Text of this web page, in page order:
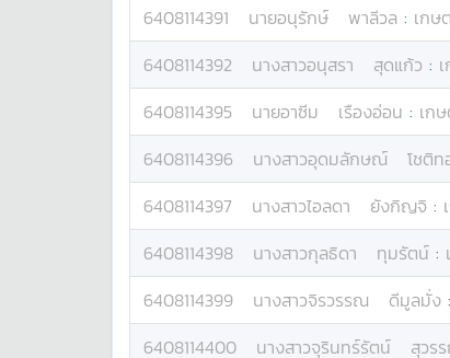
6408114391
นายอนุรักษ์ พาลีวล : เกษ
6408114392
นางสาวอนุสรา สุดแก้ว :
6408114395
นายอาซีม เรืองอ่อน : เก
6408114396
นางสาวอุดมลักษณ์ โชติท
6408114397
นางสาวไอลดา ยังกิญจิ :
6408114398
นางสาวกุลธิดา ทุมรัตน์ :
6408114399
นางสาวจิรวรรณ ดีมูลมั่ง :
6408114400
นางสาวจุรินทร์รัตน์ สุวร